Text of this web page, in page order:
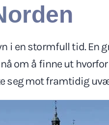
i en stormfull tid. En
om å finne ut
seg mot framtidig